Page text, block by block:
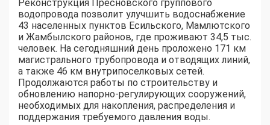
Реконструкция Пресновского группового
водопровода позволит улучшить водоснабжение
43 населенных пунктов Есильского, Мамлютского
и Жамбылского районов, где проживают 34,5 тыс.
человек. На сегодняшний день проложено 171 км
магистрального трубопровода и отводящих линий,
а также 46 км внутрипоселковых сетей.
Продолжаются работы по строительству и
обновлению напорно-регулирующих сооружений,
необходимых для накопления, распределения и
поддержания требуемого давления воды.